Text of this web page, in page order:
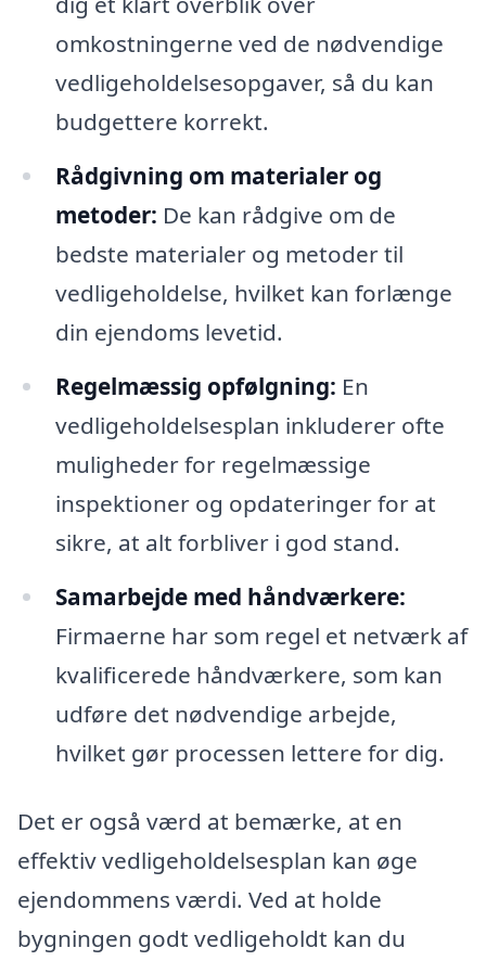
omkostningerne ved de nødvendige
vedligeholdelsesopgaver, så du kan
budgettere korrekt.
Rådgivning om materialer og
metoder: De kan rådgive om de
bedste materialer og metoder til
vedligeholdelse, hvilket kan forlænge
din ejendoms levetid.
Regelmæssig opfølgning: En
vedligeholdelsesplan inkluderer ofte
muligheder for regelmæssige
inspektioner og opdateringer for at
sikre, at alt forbliver i god stand.
Samarbejde med håndværkere:
Firmaerne har som regel et netværk af
kvalificerede håndværkere, som kan
udføre det nødvendige arbejde,
hvilket gør processen lettere for dig.
Det er også værd at bemærke, at en
effektiv vedligeholdelsesplan kan øge
ejendommens værdi. Ved at holde
bygningen godt vedligeholdt kan du